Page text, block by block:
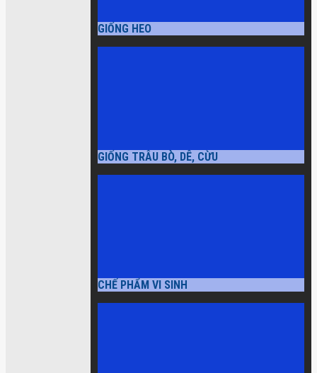
GIỐNG HEO
GIỐNG TRÂU BÒ, DÊ, CỪU
CHẾ PHẨM VI SINH